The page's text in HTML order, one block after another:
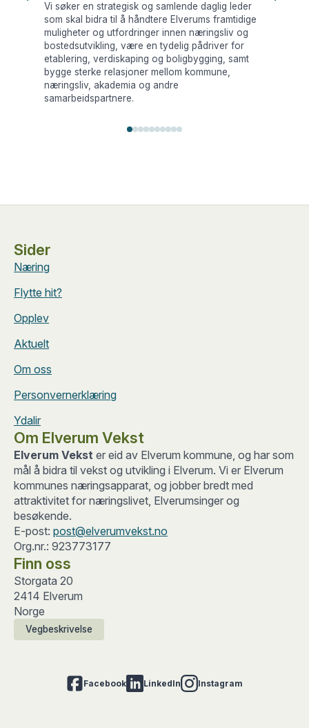
Vi søker en strategisk og samlende daglig leder
som skal bidra til å håndtere Elverums framtidige
muligheter og utfordringer innen næringsliv og
bostedsutvikling, være en tydelig pådriver for
etablering, verdiskaping og boligbygging, samt
bygge sterke relasjoner mellom kommune,
næringsliv, akademia og andre
samarbeidspartnere.
Sider
Næring
Flytte hit?
Opplev
Aktuelt
Om oss
Personvernerklæring
Ydalir
Om Elverum Vekst
Elverum Vekst er eid av Elverum kommune, og har som
mål å bidra til vekst og utvikling i Elverum. Vi er Elverum
kommunes næringsapparat, og jobber bredt med
attraktivitet for næringslivet, Elverumsinger og
besøkende.
E-post: post@elverumvekst.no
Org.nr.: 923773177
Finn oss
Storgata 20
2414 Elverum
Norge
Vegbeskrivelse
Facebook LinkedIn Instagram